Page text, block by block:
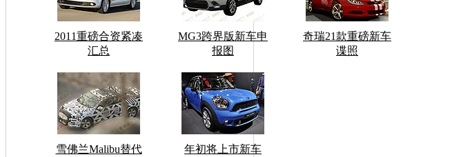
2011重磅合资紧凑
汇总
MG3跨界版新车申
报图
奇瑞21款重磅新车
谍照
雪佛兰Malibu替代
年初将上市新车